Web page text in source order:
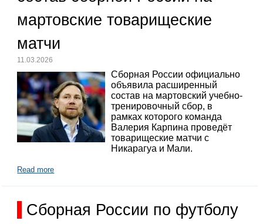
мартовские товарищеские
матчи
11.03.2026
Сборная России официально
объявила расширенный
состав на мартовский учебно-
тренировочный сбор, в
рамках которого команда
Валерия Карпина проведёт
товарищеские матчи с
Никарагуа и Мали.
Read more
Сборная России по футболу